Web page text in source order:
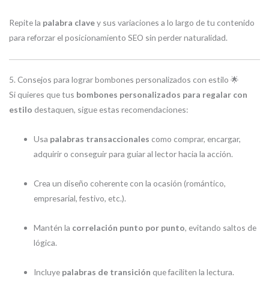
Repite la palabra clavey sus variaciones a lo largo de tu contenido
para reforzar el posicionamiento SEO sin perder naturalidad.
5. Consejos para lograr bombones personalizados con estilo 🌟
Si quieres que tus bombones personalizados para regalar con
estilo destaquen, sigue estas recomendaciones:
Usa palabras transaccionales como comprar, encargar,
adquirir o conseguir para guiar al lector hacia la acción.
Crea un diseño coherente con la ocasión (romántico,
empresarial, festivo, etc.).
Mantén la correlación punto por punto, evitando saltos de
lógica.
Incluye palabras de transición que faciliten la lectura.